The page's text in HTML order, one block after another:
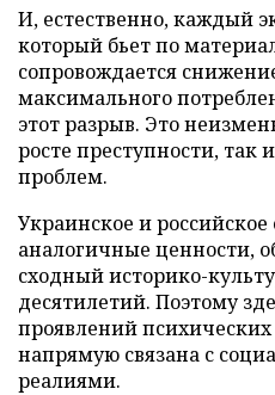
И, естественно, каждый
который бьет по
сопровождается
максимального
этот разрыв. Это
росте преступности, так
проблем.
Украинское и
аналогичные ценности,
сходный историко-
десятилетий. Поэтому
проявлений психических
напрямую связана с
реалиями.